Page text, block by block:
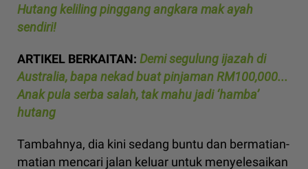
Hutang keliling pinggang angkara mak ayah
sendiri!
ARTIKEL BERKAITAN: Demi segulung ijazah di
Australia, bapa nekad buat pinjaman RM100,000...
Anak pula serba salah, tak mahu jadi ‘hamba’
hutang
Tambahnya, dia kini sedang buntu dan bermatian-
matian mencari jalan keluar untuk menyelesaikan